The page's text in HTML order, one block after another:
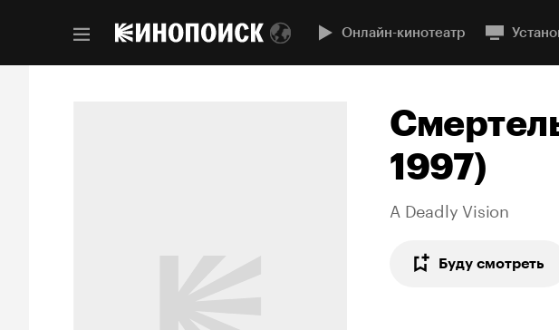
Онлайн-кинотеатр
1997)
A Deadly Vision
Буду смотреть